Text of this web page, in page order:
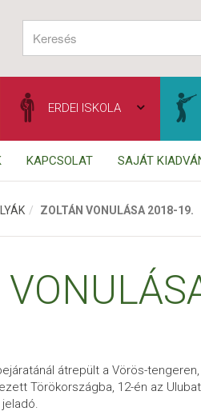
ERDEI ISKOLA
KAPCSOLAT SAJÁT
ZOLTÁN VONULÁSA 2018-19.
átrepült a Vörös-
Törökországba, 12-én az